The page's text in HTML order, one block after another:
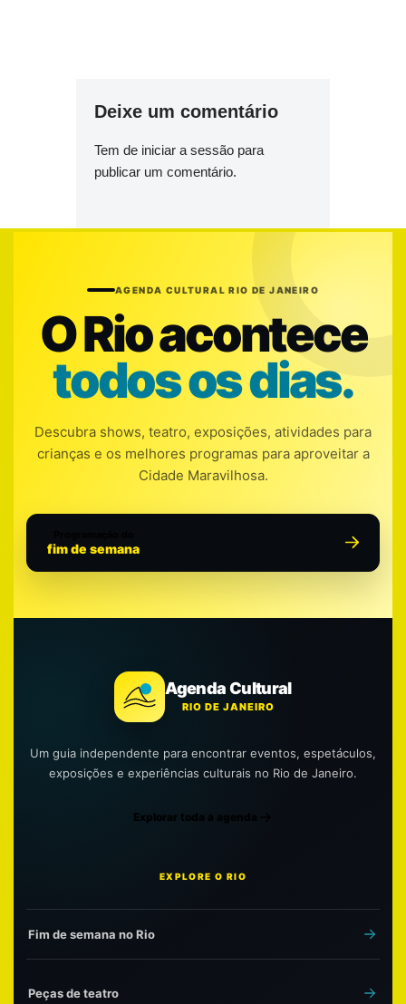
Deixe um comentário
Tem de iniciar a sessão para
publicar um comentário.
AGENDA CULTURAL RIO DE JANEIRO
O Rio acontece
todos os dias.
Descubra shows, teatro, exposições, atividades para
crianças e os melhores programas para aproveitar a
Cidade Maravilhosa.
fim de semana
Agenda Cultural
RIO DE JANEIRO
Um guia independente para encontrar eventos, espetáculos,
exposições e experiências culturais no Rio de Janeiro.
Explorar toda a agenda
EXPLORE O RIO
Fim de semana no Rio
Peças de teatro